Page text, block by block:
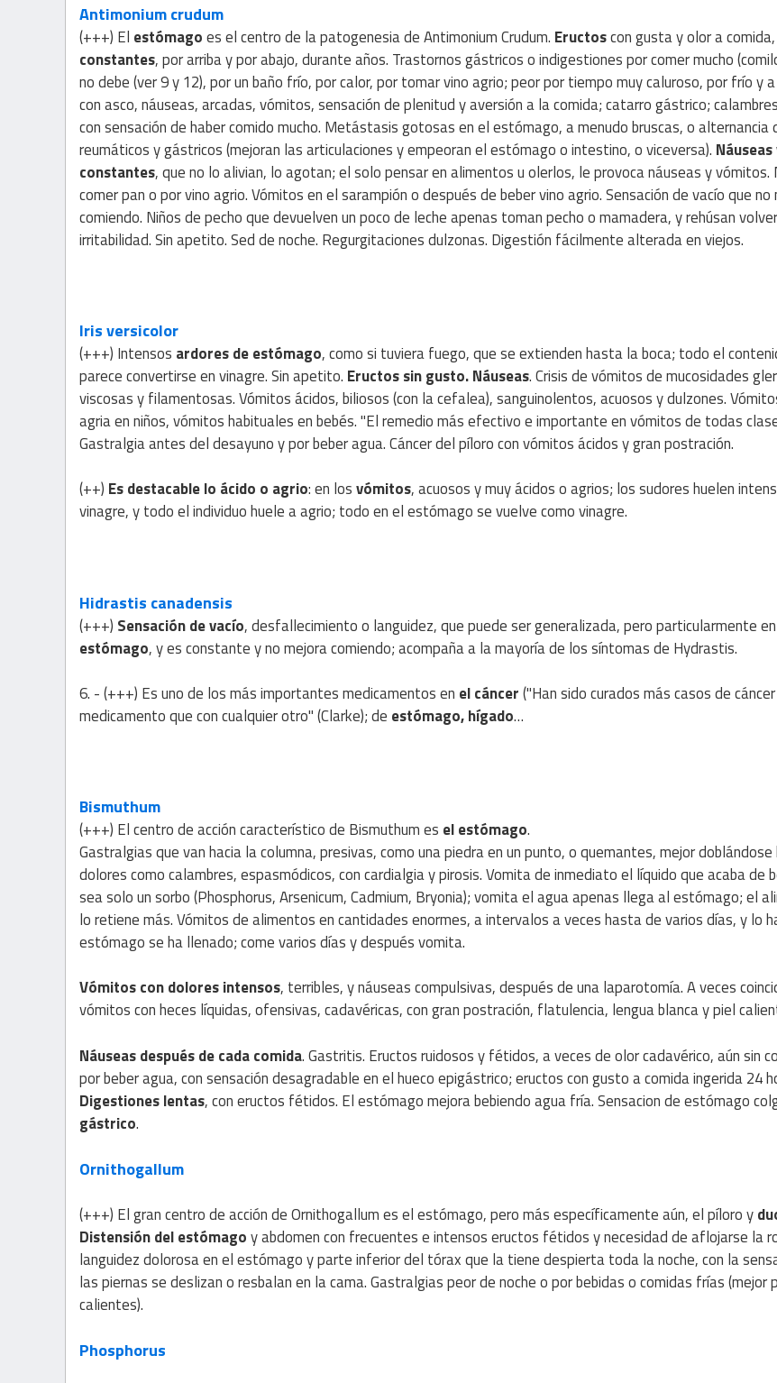
Antimonium crudum
(+++) El estómagoes el centro de la patogenesia de Antimonium Crudum. Eructoscon gusta y olor a
constantes, por arriba y por abajo, durante años. Trastornos gástricos o indigestiones por comer mucho
no debe (ver 9 y 12), por un baño frío, por calor, por tomar vino agrio; peor por tiempo muy caluroso, por frío y
con asco, náuseas, arcadas, vómitos, sensación de plenitud y aversión a la comida; catarro gástrico;
con sensación de haber comido mucho. Metástasis gotosas en el estómago, a menudo bruscas, o
reumáticos y gástricos (mejoran las articulaciones y empeoran el estómago o intestino, o viceversa).
constantes, que no lo alivian, lo agotan; el solo pensar en alimentos u olerlos, le provoca náuseas y vómitos.
comer pan o por vino agrio. Vómitos en el sarampión o después de beber vino agrio. Sensación de vacío que no
comiendo. Niños de pecho que devuelven un poco de leche apenas toman pecho o mamadera, y rehúsan
irritabilidad. Sin apetito. Sed de noche. Regurgitaciones dulzonas. Digestión fácilmente alterada en viejos.
Iris versicolor
(+++) Intensos ardores de estómago, como si tuviera fuego, que se extienden hasta la boca; todo el
parece convertirse en vinagre. Sin apetito. Eructos sin gusto. Náuseas. Crisis de vómitos de mucosidades
viscosas y filamentosas. Vómitos ácidos, biliosos (con la cefalea), sanguinolentos, acuosos y dulzones.
agria en niños, vómitos habituales en bebés. "El remedio más efectivo e importante en vómitos de todas
Gastralgia antes del desayuno y por beber agua. Cáncer del píloro con vómitos ácidos y gran postración.
(++) Es destacable lo ácido o agrio: en losvómitos, acuosos y muy ácidos o agrios; los sudores huelen
vinagre, y todo el individuo huele a agrio; todo en el estómago se vuelve como vinagre.
Hidrastis canadensis
(+++) Sensación de vacío, desfallecimiento o languidez, que puede ser generalizada, pero particularmente
estómago, y es constante y no mejora comiendo; acompaña a la mayoría de los síntomas de Hydrastis.
6. - (+++) Es uno de los más importantes medicamentos en el cáncer("Han sido curados más casos de
medicamento que con cualquier otro" (Clarke); de estómago, hígado…
Bismuthum
(+++) El centro de acción característico de Bismuthum es el estómago.
Gastralgias que van hacia la columna, presivas, como una piedra en un punto, o quemantes, mejor
dolores como calambres, espasmódicos, con cardialgia y pirosis. Vomita de inmediato el líquido que acaba de
sea solo un sorbo (Phosphorus, Arsenicum, Cadmium, Bryonia); vomita el agua apenas llega al estómago; el
lo retiene más. Vómitos de alimentos en cantidades enormes, a intervalos a veces hasta de varios días, y lo
estómago se ha llenado; come varios días y después vomita.
Vómitos con dolores intensos, terribles, y náuseas compulsivas, después de una laparotomía. A veces
vómitos con heces líquidas, ofensivas, cadavéricas, con gran postración, flatulencia, lengua blanca y piel
Náuseas después de cada comida. Gastritis. Eructos ruidosos y fétidos, a veces de olor cadavérico, aún sin
por beber agua, con sensación desagradable en el hueco epigástrico; eructos con gusto a comida ingerida 24
Digestiones lentas, con eructos fétidos. El estómago mejora bebiendo agua fría. Sensacion de estómago
gástrico.
Ornithogallum
(+++) El gran centro de acción de Ornithogallum es el estómago, pero más específicamente aún, el píloro y
Distensión del estómagoy abdomen con frecuentes e intensos eructos fétidos y necesidad de aflojarse la
languidez dolorosa en el estómago y parte inferior del tórax que la tiene despierta toda la noche, con la
las piernas se deslizan o resbalan en la cama. Gastralgias peor de noche o por bebidas o comidas frías (mejor
calientes).
Phosphorus